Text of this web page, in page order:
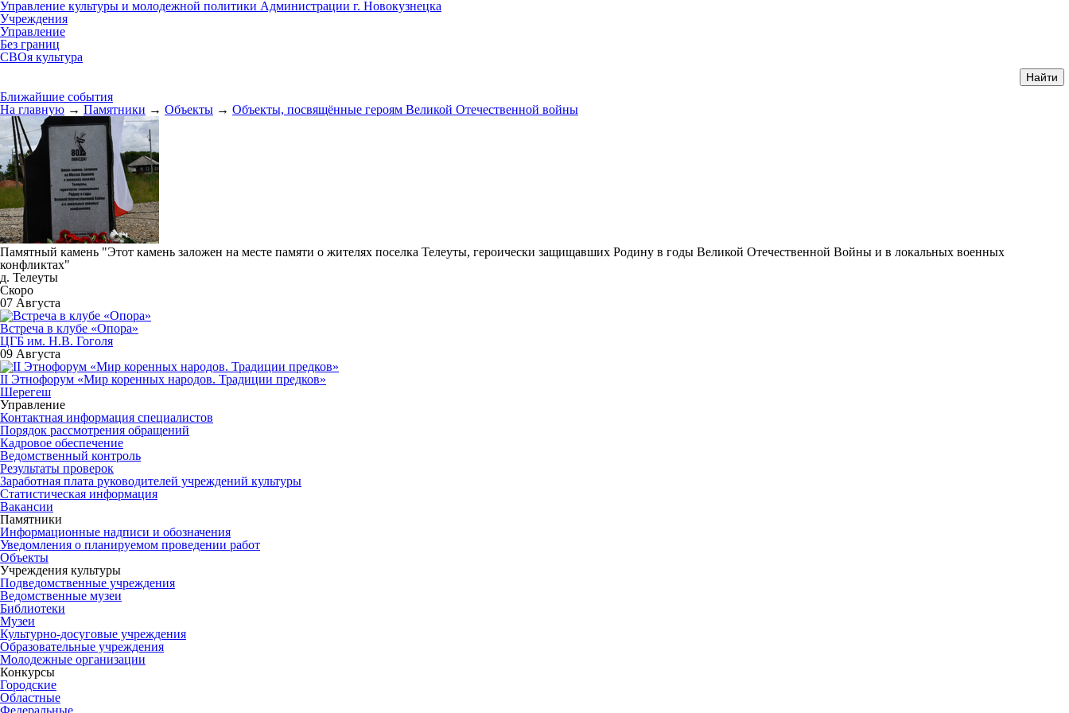
Управление культуры и молодежной политики Администрации г. Новокузнецка
Учреждения
Управление
Без границ
СВОя культура
Ближайшие события
На главную → Памятники → Объекты → Объекты, посвящённые героям Великой Отечественной войны
Памятный камень "Этот камень заложен на месте памяти о жителях поселка Телеуты, героически защищавших Родину в годы Великой Отечественной Войны и в локальных военных
конфликтах"
д. Телеуты
Скоро
07 Августа
Встреча в клубе «Опора»
ЦГБ им. Н.В. Гоголя
09 Августа
II Этнофорум «Мир коренных народов. Традиции предков»
Шерегеш
Управление
Контактная информация специалистов
Порядок рассмотрения обращений
Кадровое обеспечение
Ведомственный контроль
Результаты проверок
Заработная плата руководителей учреждений культуры
Статистическая информация
Вакансии
Памятники
Информационные надписи и обозначения
Уведомления о планируемом проведении работ
Объекты
Учреждения культуры
Подведомственные учреждения
Ведомственные музеи
Библиотеки
Музеи
Культурно-досуговые учреждения
Образовательные учреждения
Молодежные организации
Конкурсы
Городские
Областные
Федеральные